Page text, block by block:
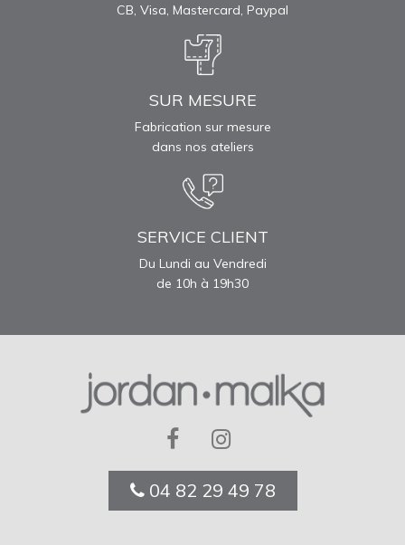
CB, Visa, Mastercard, Paypal
SUR MESURE
Fabrication sur mesure
dans nos ateliers
SERVICE CLIENT
Du Lundi au Vendredi
de 10h à 19h30
04 82 29 49 78